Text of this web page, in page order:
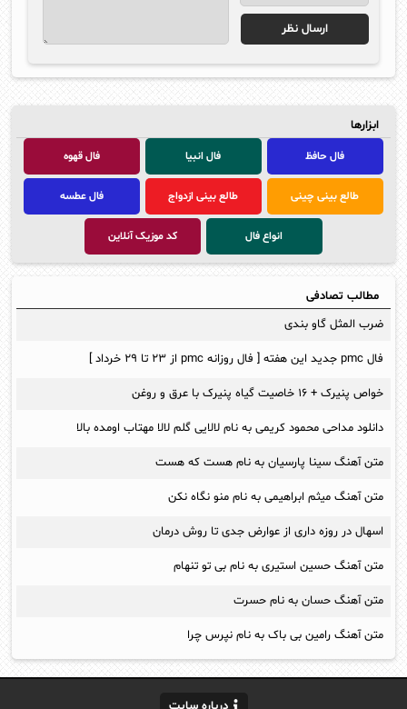
ابزارها
فال حافظ فال انبیا فال قهوه
طالع بینی چینی طالع بینی ازدواج فال عطسه
انواع فال کد موزیک آنلاین
مطالب تصادفی
ضرب المثل گاو بندی
فال pmc جدید این هفته [ فال روزانه pmc از ۲۳ تا ۲۹ خرداد ]
خواص پنیرک + ۱۶ خاصیت گیاه پنیرک با عرق و روغن
دانلود مداحی محمود کریمی به نام لالایی گلم لالا مهتاب اومده بالا
متن آهنگ سینا پارسیان به نام هست که هست
متن آهنگ میثم ابراهیمی به نام منو نگاه نکن
اسهال در روزه داری از عوارض جدی تا روش درمان
متن آهنگ حسین استیری به نام بی تو تنهام
متن آهنگ حسان به نام حسرت
متن آهنگ رامین بی باک به نام نپرس چرا